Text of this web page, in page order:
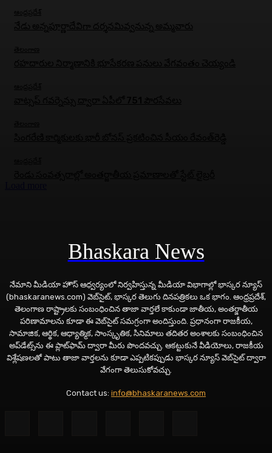
ఆంధ్రప్రదేశ్
నేడు అన్నపూర్ణాదేవిగా దర్శనమివ్వనున్న అమ్మవారు
తెలంగాణ
Bhaskara News
నేమాని మీడియా హౌస్ ఆధ్వర్యంలో నిర్వహిస్తున్న మీడియా విభాగాల్లో భాస్కర న్యూస్
(bhaskaranews.com) వెబ్‌సైట్, భాస్కర తెలుగు దినపత్రికలు ఒక భాగం. ఆంధ్రప్రదేశ్,
తెలంగాణ రాష్ట్రాలకు సంబంధించిన తాజా వార్తలే కాకుండా జాతీయ, అంతర్జాతీయ
పరిణామాలను కూడా ఈ వెబ్‌సైట్ సమగ్రంగా అందిస్తుంది. ప్రధానంగా రాజకీయ,
సామాజిక, ఆర్థిక, ఆధ్యాత్మిక, సాంస్కృతిక, సినిమాలు తదితర అంశాలకు సంబంధించిన
అప్‌డేట్స్‌ను ఈ ప్లాట్‌ఫామ్‌ ద్వారా మీరు పొందవచ్చు. ఆకట్టుకునే వీడియోలు, రాజకీయ
విశ్లేషణలతో పాటు తాజా వార్తలను కూడా ఎప్పటికప్పుడు భాస్కర న్యూస్ వెబ్‌సైట్ ద్వారా
వేగంగా తెలుసుకోవచ్చు.
Contact us: info@bhaskaranews.com